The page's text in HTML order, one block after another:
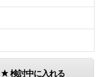
検討中に入れる